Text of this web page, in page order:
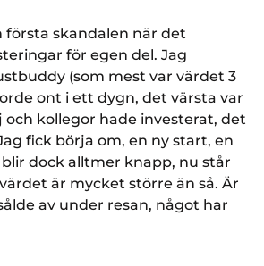
första skandalen när det
för egen del. Jag
(som mest var värdet 3
ont i ett dygn, det värsta var
kollegor hade investerat, det
fick börja om, en ny start, en
blir dock alltmer knapp, nu står
är mycket större än så. Är
av under resan, något har